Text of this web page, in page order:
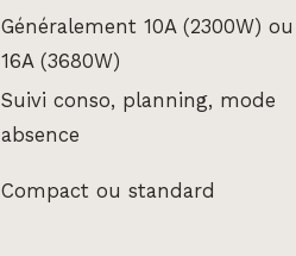
Généralement 10A (2300W) ou
16A (3680W)
Suivi conso, planning, mode
absence
Compact ou standard